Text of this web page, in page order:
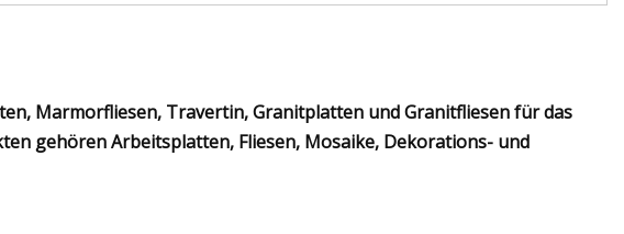
Marmorfliesen, Travertin, Granitplatten und Granitfliesen für das
gehören Arbeitsplatten, Fliesen, Mosaike, Dekorations- und